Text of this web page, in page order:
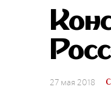
27 мая 2018